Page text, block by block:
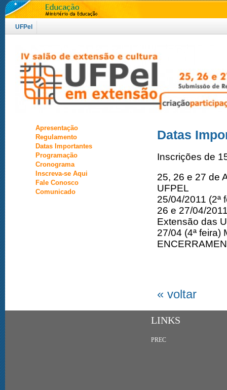
UFPel
Apresentação
Regulamento
Datas Importantes
Programação
Cronograma
Inscreva-se Aqui
Fale Conosco
Comunicado
Datas
Inscrições de
25, 26 e 27 de
UFPEL
25/04/2011 (2ª
26 e 27/04/
Extensão das
27/04 (4ª feira)
« voltar
LINKS
PREC